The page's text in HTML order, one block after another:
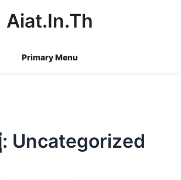
Aiat.in.th
Primary Menu
Uncategorized